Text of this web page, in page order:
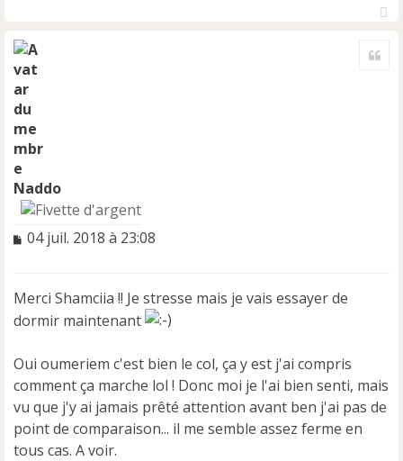
Naddo
M
s
a
g
n
o
n
l
u
04 juil. 2018 à 23:08
Merci Shamciia !! Je stresse mais je vais essayer de
dormir maintenant
Oui oumeriem c'est bien le col, ça y est j'ai compris
comment ça marche lol ! Donc moi je l'ai bien senti, mais
vu que j'y ai jamais prêté attention avant ben j'ai pas de
point de comparaison... il me semble assez ferme en
tous cas. A voir.